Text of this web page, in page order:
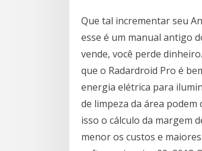
Que tal incrementar seu
esse é um manual antigo
vende, você perde
que o Radardroid Pro é
energia elétrica para
de limpeza da área
isso o cálculo da margem
menor os custos e